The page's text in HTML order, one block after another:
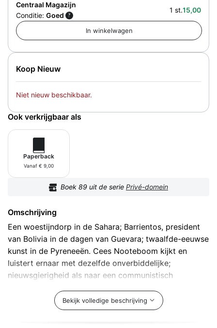
Centraal Magazijn
Conditie: Goed ?
1 st.15,00
Koop Nieuw
Niet nieuw beschikbaar.
Ook verkrijgbaar als
Paperback
Vanaf € 9,00
Boek 89 uit de serie Privé-domein
Omschrijving
Een woestijndorp in de Sahara; Barrientos, president
van Bolivia in de dagen van Guevara; twaalfde-eeuwse
kunst in de Pyreneeën. Cees Nooteboom kijkt en
luistert ernaar met dezelfde onverbiddelijke;
nieuwsgierigheid als naar een communistisch
Bekijk volledige beschrijving